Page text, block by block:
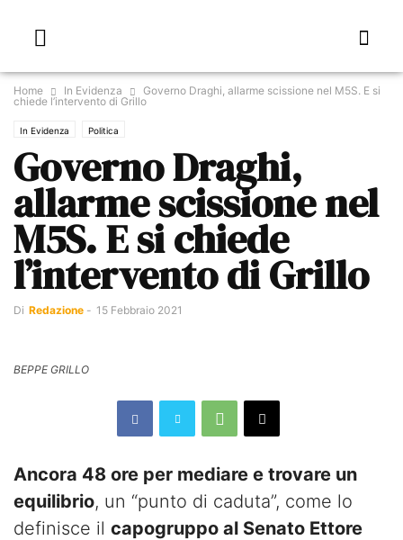
Home In Evidenza
Governo Draghi, allarme scissione nel M5S. E si
chiede l’intervento di Grillo
In Evidenza Politica
Governo Draghi,
allarme scissione nel
M5S. E si chiede
l’intervento di Grillo
Di Redazione - 15 Febbraio 2021
BEPPE GRILLO
Ancora 48 ore per mediare e trovare un
equilibrio, un “punto di caduta”, come lo
definisce il capogruppo al Senato Ettore